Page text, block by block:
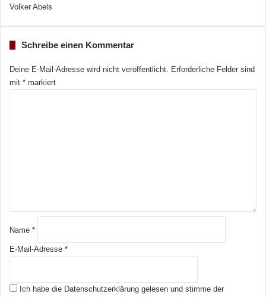
Volker Abels
Schreibe einen Kommentar
Deine E-Mail-Adresse wird nicht veröffentlicht. Erforderliche Felder sind
mit * markiert
*
Name *
E-Mail-Adresse *
Ich habe die Datenschutzerklärung gelesen und stimme der